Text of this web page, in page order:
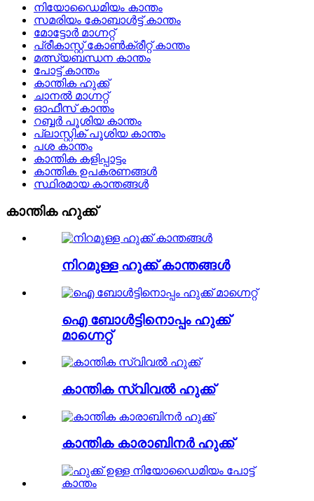
നിയോഡൈമിയം കാന്തം
സമരിയം കോബാൾട്ട് കാന്തം
മോട്ടോർ മാഗ്നറ്റ്
പ്രീകാസ്റ്റ് കോൺക്രീറ്റ് കാന്തം
മത്സ്യബന്ധന കാന്തം
പോട്ട് കാന്തം
കാന്തിക ഹുക്ക്
ചാനൽ മാഗ്നറ്റ്
ഓഫീസ് കാന്തം
റബ്ബർ പൂശിയ കാന്തം
പ്ലാസ്റ്റിക് പൂശിയ കാന്തം
പശ കാന്തം
കാന്തിക കളിപ്പാട്ടം
കാന്തിക ഉപകരണങ്ങൾ
സ്ഥിരമായ കാന്തങ്ങൾ
കാന്തിക ഹുക്ക്
നിറമുള്ള ഹുക്ക് കാന്തങ്ങൾ
ഐ ബോൾട്ടിനൊപ്പം ഹുക്ക്
മാഗ്നെറ്റ്
കാന്തിക സ്വിവൽ ഹുക്ക്
കാന്തിക കാരാബിനർ ഹുക്ക്